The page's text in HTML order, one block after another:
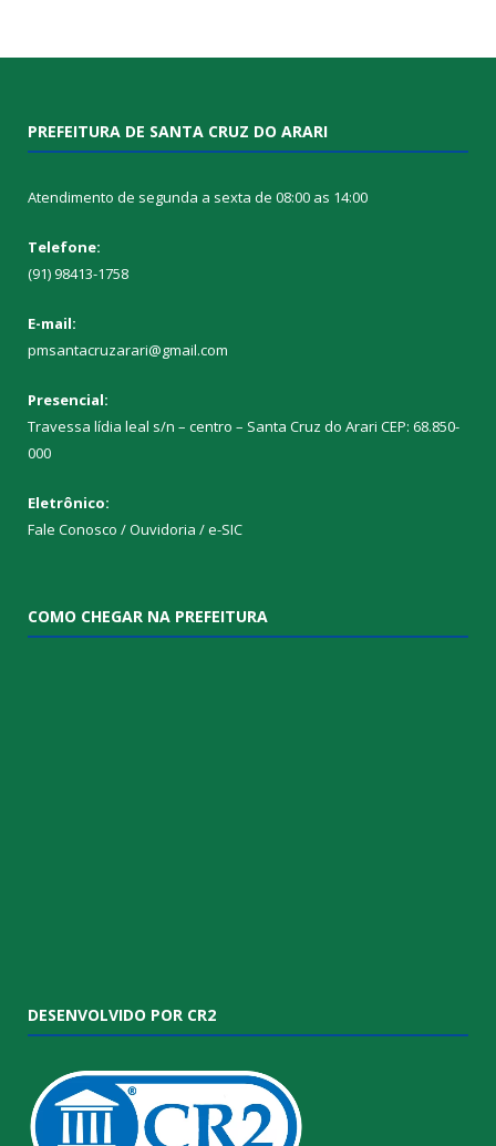
PREFEITURA DE SANTA CRUZ DO ARARI
Atendimento de segunda a sexta de 08:00 as 14:00
Telefone:
(91) 98413-1758
E-mail:
pmsantacruzarari@gmail.com
Presencial:
Travessa lídia leal s/n – centro – Santa Cruz do Arari CEP: 68.850-
000
Eletrônico:
Fale Conosco / Ouvidoria / e-SIC
COMO CHEGAR NA PREFEITURA
DESENVOLVIDO POR CR2